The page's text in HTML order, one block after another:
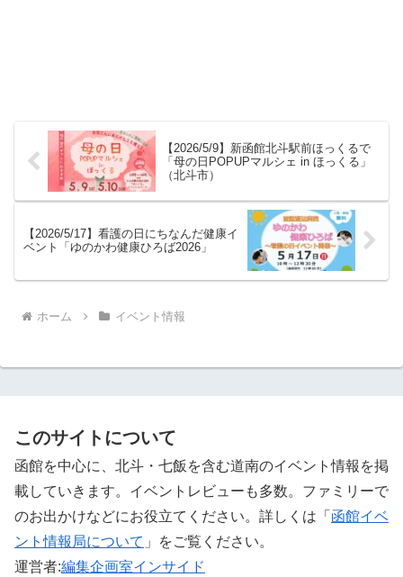
【2026/5/9】新函館北斗駅前ほっくるで
「母の日POPUPマルシェ in ほっくる」
（北斗市）
【2026/5/17】看護の日にちなんだ健康イ
ベント「ゆのかわ健康ひろば2026」
ホーム イベント情報
このサイトについて
函館を中心に、北斗・七飯を含む道南のイベント情報を掲
載していきます。イベントレビューも多数。ファミリーで
のお出かけなどにお役立てください。詳しくは「 函館イベ
ント情報局について 」をご覧ください。 ‎
運営者:編集企画室インサイド